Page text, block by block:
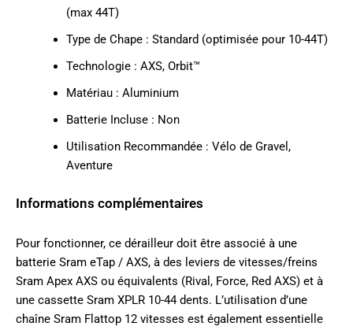
(max 44T)
Type de Chape : Standard (optimisée pour 10-44T)
Technologie : AXS, Orbit™
Matériau : Aluminium
Batterie Incluse : Non
Utilisation Recommandée : Vélo de Gravel,
Aventure
Informations complémentaires
Pour fonctionner, ce dérailleur doit être associé à une
batterie Sram eTap / AXS, à des leviers de vitesses/freins
Sram Apex AXS ou équivalents (Rival, Force, Red AXS) et à
une cassette Sram XPLR 10-44 dents. L’utilisation d’une
chaîne Sram Flattop 12 vitesses est également essentielle